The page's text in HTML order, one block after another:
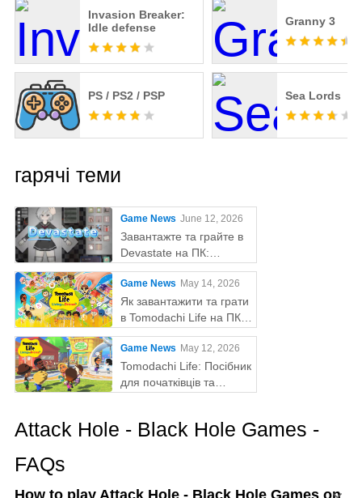
Invasion Breaker:
Idle defense
Granny 3
PS / PS2 / PSP Sea Lords
гарячі теми
Game News June 12, 2026
Завантажте та грайте в
Devastate на ПК:
остаточний ігровий гайд
з MEmu Play
Game News May 14, 2026
Як завантажити та грати
в Tomodachi Life на ПК
за допомогою MEmu
Game News May 12, 2026
Tomodachi Life: Посібник
для початківців та
Attack Hole - Black Hole Games -
FAQs